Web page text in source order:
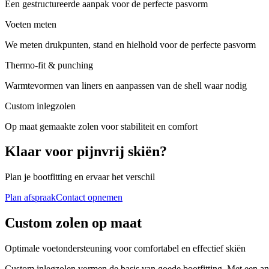
Een gestructureerde aanpak voor de perfecte pasvorm
Voeten meten
We meten drukpunten, stand en hielhold voor de perfecte pasvorm
Thermo-fit & punching
Warmtevormen van liners en aanpassen van de shell waar nodig
Custom inlegzolen
Op maat gemaakte zolen voor stabiliteit en comfort
Klaar voor pijnvrij skiën?
Plan je bootfitting en ervaar het verschil
Plan afspraakContact opnemen
Custom zolen op maat
Optimale voetondersteuning voor comfortabel en effectief skiën